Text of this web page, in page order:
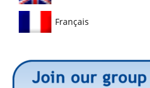
Français